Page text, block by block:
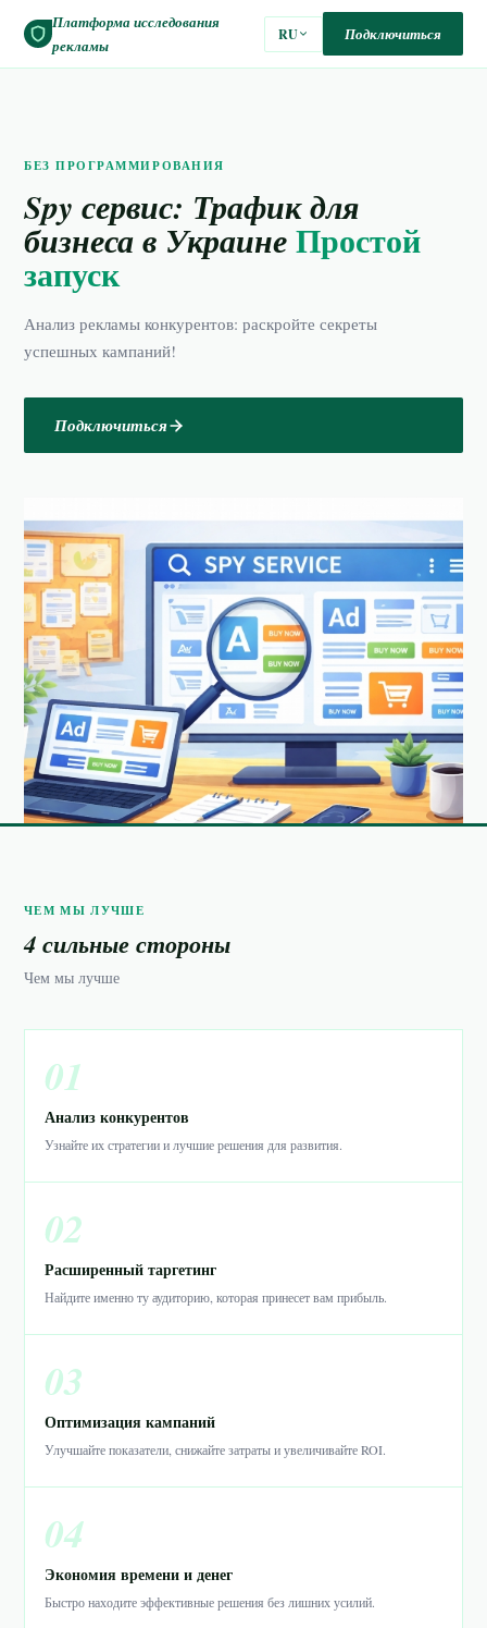
Платформа исследования
рекламы
RU Подключиться
БЕЗ ПРОГРАММИРОВАНИЯ
Spy сервис: Трафик для
бизнеса в УкраинеПростой
запуск
Анализ рекламы конкурентов: раскройте секреты
успешных кампаний!
Подключиться
ЧЕМ МЫ ЛУЧШЕ
4 сильные стороны
Чем мы лучше
01
Анализ конкурентов
Узнайте их стратегии и лучшие решения для развития.
02
Расширенный таргетинг
Найдите именно ту аудиторию, которая принесет вам прибыль.
03
Оптимизация кампаний
Улучшайте показатели, снижайте затраты и увеличивайте ROI.
04
Экономия времени и денег
Быстро находите эффективные решения без лишних усилий.